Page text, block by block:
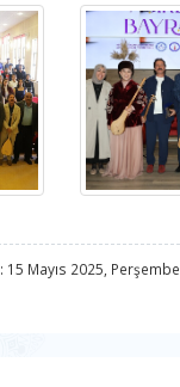
Mayıs 2025, Perşembe